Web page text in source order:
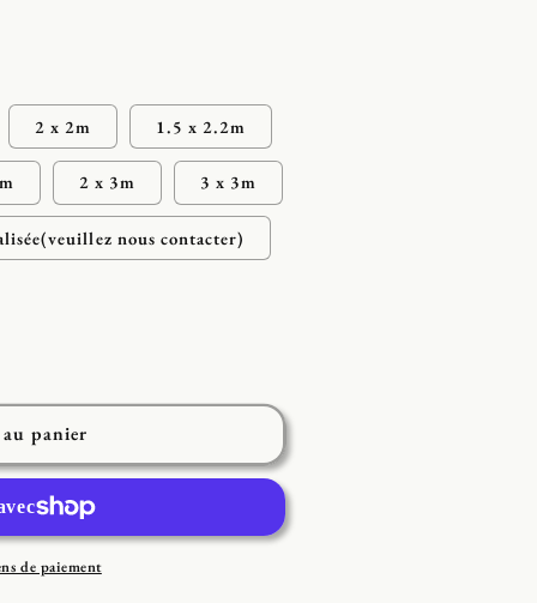
2 x 2m 1.5 x 2.2m
2 x 3m 3 x 3m
nous contacter)
panier
de paiement